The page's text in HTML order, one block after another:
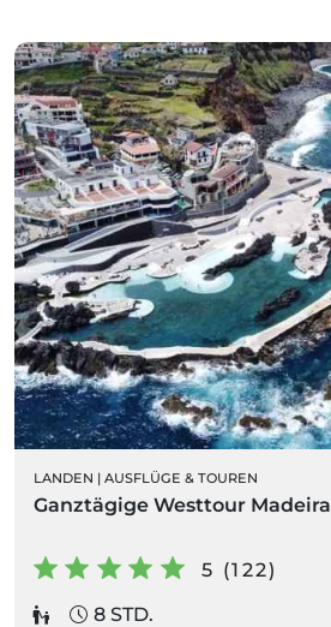
LANDEN | AUSFLÜGE & TOUREN
Ganztägige Westtour Madeira
5 (122)
8 STD.